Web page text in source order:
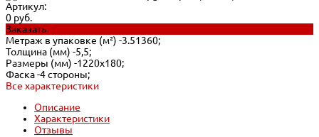
Артикул:
0 руб.
Заказать
Метраж в упаковке (м²) -3.51360;
Толщина (мм) -5,5;
Размеры (мм) -1220x180;
Фаска -4 стороны;
Все характеристики
Описание
Характеристики
Отзывы